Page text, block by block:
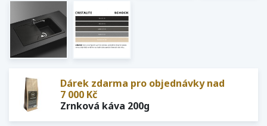
Dárek zdarma pro objednávky nad
7 000 Kč
Zrnková káva 200g